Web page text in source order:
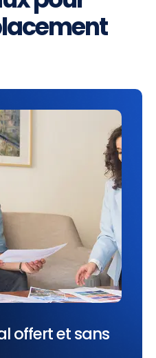
offert et sans